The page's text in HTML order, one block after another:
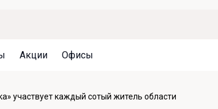
страхования вкладов
для клиентов
Акции
Офисы
участвует каждый сотый житель области